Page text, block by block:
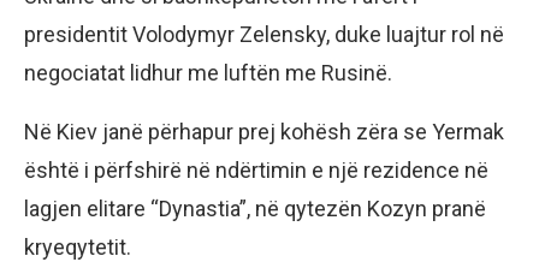
presidentit Volodymyr Zelensky, duke luajtur rol në
negociatat lidhur me luftën me Rusinë.
Në Kiev janë përhapur prej kohësh zëra se Yermak
është i përfshirë në ndërtimin e një rezidence në
lagjen elitare “Dynastia”, në qytezën Kozyn pranë
kryeqytetit.